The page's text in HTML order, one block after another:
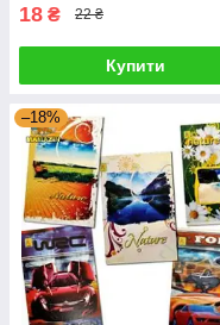
18 ₴ 22 ₴
Купити
–18%